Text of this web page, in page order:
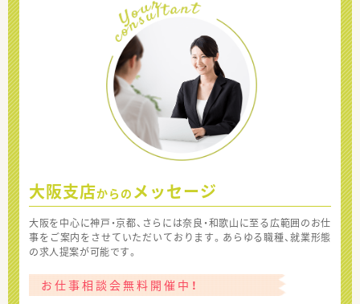
大阪支店からの メッセージ
大阪を中心に神戸・京都、さらには奈良・和歌山に至る広範囲のお仕
事をご案内をさせていただいております。あらゆる職種、就業形態
の求人提案が可能です。
お仕事相談会無料開催中！